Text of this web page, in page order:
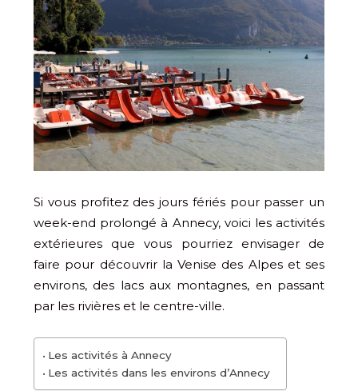
Si vous profitez des jours fériés pour passer un
week-end prolongé à Annecy, voici les activités
extérieures que vous pourriez envisager de
faire pour découvrir la Venise des Alpes et ses
environs, des lacs aux montagnes, en passant
par les rivières et le centre-ville.
Les activités à Annecy
Les activités dans les environs d’Annecy